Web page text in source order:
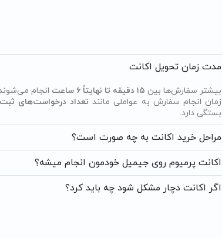
مدت زمان تحویل اکانت
بیشتر سفارش‌ها بین ۱۵ دقیقه تا نهایتاً ۶ ساعت
انجام
زمان انجام سفارش به عواملی مانند تعداد درخواست‌های
بستگی دارد.
مراحل خرید اکانت به چه صورت است؟
اکانت پرمیوم روی جیمیل خودمون انجام میشه؟
اگر اکانت دچار مشکل شود چه باید کرد؟